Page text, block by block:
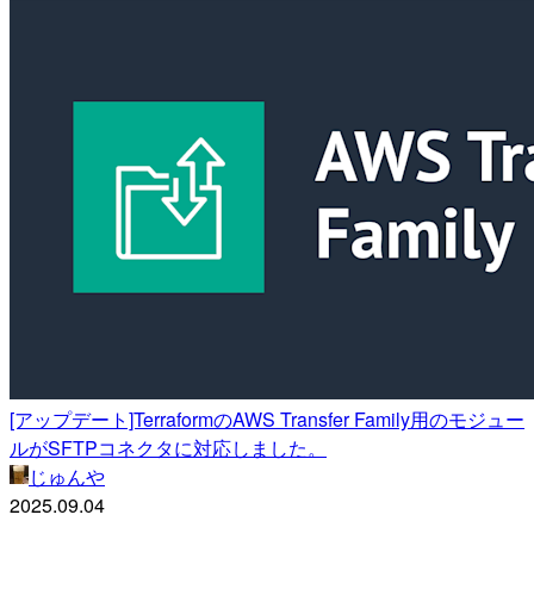
[アップデート]TerraformのAWS Transfer Family用のモジュー
ルがSFTPコネクタに対応しました。
じゅんや
2025.09.04